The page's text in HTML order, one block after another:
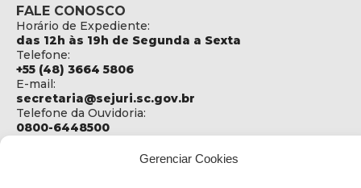
Gerenciar Cookies
FALE CONOSCO
Horário de Expediente:
das 12h às 19h de Segunda a Sexta
Telefone:
+55 (48) 3664 5806
E-mail:
secretaria@sejuri.sc.gov.br
Telefone da Ouvidoria:
0800-6448500